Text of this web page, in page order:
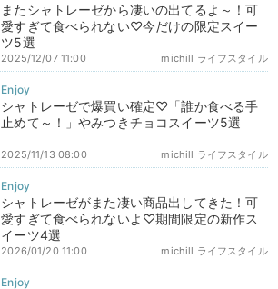
またシャトレーゼから凄いの出てるよ～！可
愛すぎて食べられない♡今だけの限定スイー
ツ5選
michill ライフスタイル
2025/12/07 11:00
シャトレーゼで爆買い確定♡「誰か食べる手
止めて～！」やみつきチョコスイーツ5選
michill ライフスタイル
2025/11/13 08:00
シャトレーゼがまた凄い商品出してきた！可
愛すぎて食べられないよ♡期間限定の新作ス
イーツ4選
michill ライフスタイル
2026/01/20 11:00